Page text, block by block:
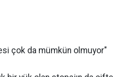
çok da mümkün olmuyor"